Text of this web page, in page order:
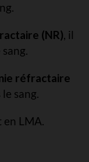
(NR), il
réfractaire
sang.
en LMA.